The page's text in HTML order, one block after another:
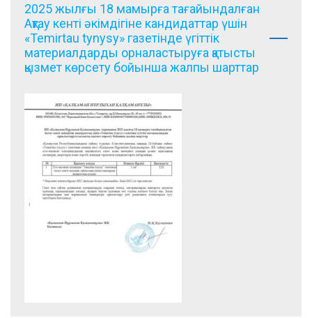
2025 жылғы 18 мамырға тағайындалған
Ақтау кенті әкімдігіне кандидаттар үшін
«Temirtau tynysy» газетінде үгіттік
материалдарды орналастыруға қатысты
қызмет көрсету бойынша жалпы шарттар